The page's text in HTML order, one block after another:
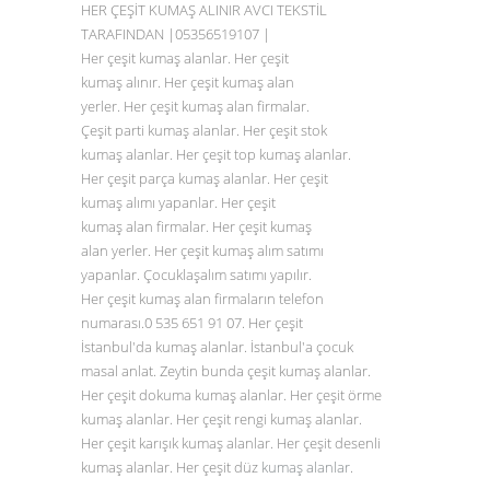
HER ÇEŞİT KUMAŞ ALINIR AVCI TEKSTİL
TARAFINDAN |05356519107 |
Her çeşit kumaş alanlar. Her çeşit
kumaş alınır. Her çeşit kumaş alan
yerler. Her çeşit kumaş alan firmalar.
Çeşit parti kumaş alanlar. Her çeşit stok
kumaş alanlar. Her çeşit top kumaş alanlar.
Her çeşit parça kumaş alanlar. Her çeşit
kumaş alımı yapanlar. Her çeşit
kumaş alan firmalar. Her çeşit kumaş
alan yerler. Her çeşit kumaş alım satımı
yapanlar. Çocuklaşalım satımı yapılır.
Her çeşit kumaş alan firmaların telefon
numarası.0 535 651 91 07. Her çeşit
İstanbul'da kumaş alanlar. İstanbul'a çocuk
masal anlat. Zeytin bunda çeşit kumaş alanlar.
Her çeşit dokuma kumaş alanlar. Her çeşit örme
kumaş alanlar. Her çeşit rengi kumaş alanlar.
Her çeşit karışık kumaş alanlar. Her çeşit desenli
kumaş alanlar. Her çeşit düz kumaş alanlar.